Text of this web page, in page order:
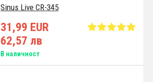
Sinus Live CR-345
31,99 EUR
62,57 лв
В наличност